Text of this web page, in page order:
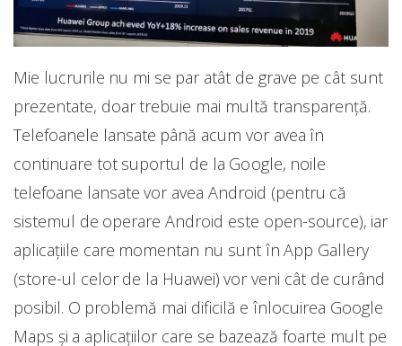
Mie lucrurile nu mi se par atât de grave pe cât sunt
prezentate, doar trebuie mai multă transparență.
Telefoanele lansate până acum vor avea în
continuare tot suportul de la Google, noile
telefoane lansate vor avea Android (pentru că
sistemul de operare Android este open-source), iar
aplicațiile care momentan nu sunt în App Gallery
(store-ul celor de la Huawei) vor veni cât de curând
posibil. O problemă mai dificilă e înlocuirea Google
Maps și a aplicațiilor care se bazează foarte mult pe